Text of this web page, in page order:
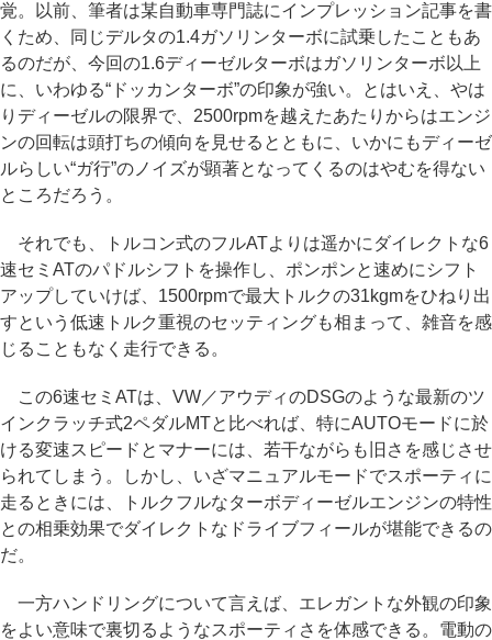
覚。以前、筆者は某自動車専門誌にインプレッション記事を書
くため、同じデルタの1.4ガソリンターボに試乗したこともあ
るのだが、今回の1.6ディーゼルターボはガソリンターボ以上
に、いわゆる“ドッカンターボ”の印象が強い。とはいえ、やは
りディーゼルの限界で、2500rpmを越えたあたりからはエンジ
ンの回転は頭打ちの傾向を見せるとともに、いかにもディーゼ
ルらしい“ガ行”のノイズが顕著となってくるのはやむを得ない
ところだろう。
それでも、トルコン式のフルATよりは遥かにダイレクトな6
速セミATのパドルシフトを操作し、ポンポンと速めにシフト
アップしていけば、1500rpmで最大トルクの31kgmをひねり出
すという低速トルク重視のセッティングも相まって、雑音を感
じることもなく走行できる。
この6速セミATは、VW／アウディのDSGのような最新のツ
インクラッチ式2ペダルMTと比べれば、特にAUTOモードに於
ける変速スピードとマナーには、若干ながらも旧さを感じさせ
られてしまう。しかし、いざマニュアルモードでスポーティに
走るときには、トルクフルなターボディーゼルエンジンの特性
との相乗効果でダイレクトなドライブフィールが堪能できるの
だ。
一方ハンドリングについて言えば、エレガントな外観の印象
をよい意味で裏切るようなスポーティさを体感できる。電動の